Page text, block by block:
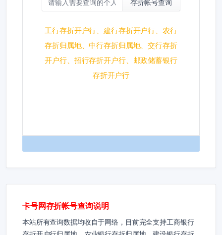
存折帐号查询
工行存折开户行、建行存折开户行、农行
存折归属地、中行存折归属地、交行存折
开户行、招行存折开户行、邮政储蓄银行
存折开户行
卡号网存折帐号查询说明
本站所有查询数据均收自于网络，目前完全支持工商银行